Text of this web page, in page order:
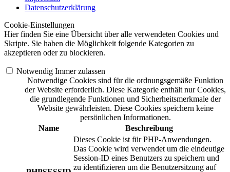
Datenschutzerklärung
Cookie-Einstellungen
Hier finden Sie eine Übersicht über alle verwendeten Cookies und
Skripte. Sie haben die Möglichkeit folgende Kategorien zu
akzeptieren oder zu blockieren.
Notwendig Immer zulassen
Notwendige Cookies sind für die ordnungsgemäße Funktion
der Website erforderlich. Diese Kategorie enthält nur Cookies,
die grundlegende Funktionen und Sicherheitsmerkmale der
Website gewährleisten. Diese Cookies speichern keine
persönlichen Informationen.
Name
Beschreibung
Dieses Cookie ist für PHP-Anwendungen.
Das Cookie wird verwendet um die eindeutige
Session-ID eines Benutzers zu speichern und
zu identifizieren um die Benutzersitzung auf